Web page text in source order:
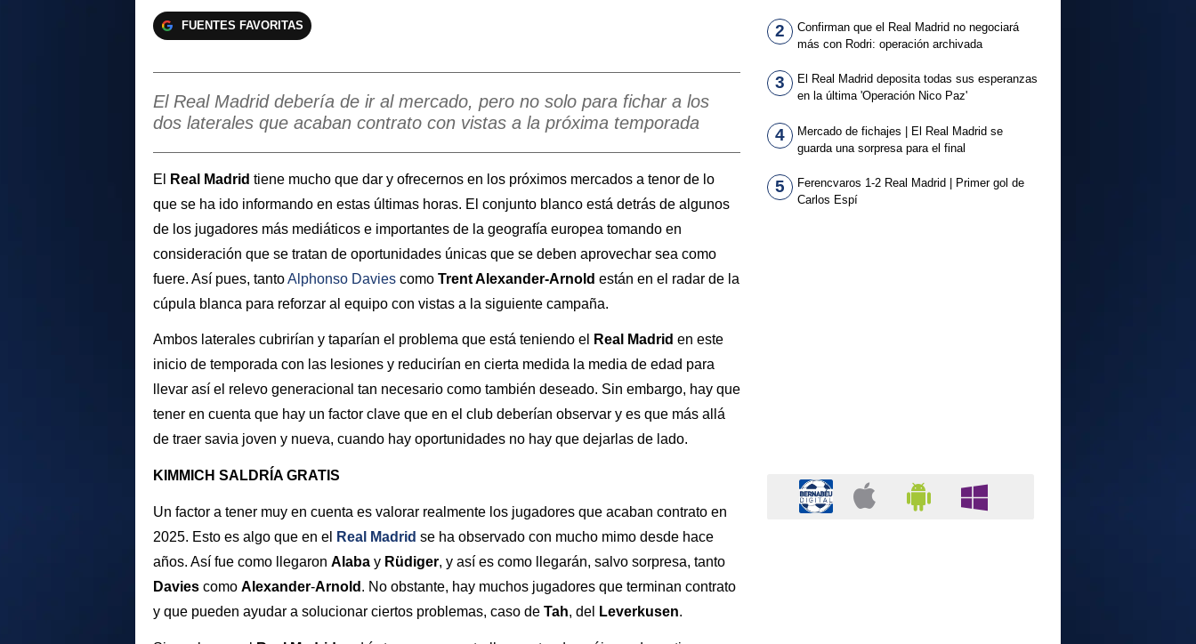
FUENTES FAVORITAS
El Real Madrid debería de ir al mercado, pero no solo para fichar a los
dos laterales que acaban contrato con vistas a la próxima temporada
El Real Madrid tiene mucho que dar y ofrecernos en los próximos mercados a tenor de lo
que se ha ido informando en estas últimas horas. El conjunto blanco está detrás de algunos
de los jugadores más mediáticos e importantes de la geografía europea tomando en
consideración que se tratan de oportunidades únicas que se deben aprovechar sea como
fuere. Así pues, tantoAlphonso Davies como Trent Alexander-Arnold están en el radar de la
cúpula blanca para reforzar al equipo con vistas a la siguiente campaña.
Ambos laterales cubrirían y taparían el problema que está teniendo el Real Madrid en este
inicio de temporada con las lesiones y reducirían en cierta medida la media de edad para
llevar así el relevo generacional tan necesario como también deseado. Sin embargo, hay que
tener en cuenta que hay un factor clave que en el club deberían observar y es que más allá
de traer savia joven y nueva, cuando hay oportunidades no hay que dejarlas de lado.
KIMMICH SALDRÍA GRATIS
Un factor a tener muy en cuenta es valorar realmente los jugadores que acaban contrato en
2025. Esto es algo que en el
Real Madrid se ha observado con mucho mimo desde hace
años. Así fue como llegaron Alaba y Rüdiger, y así es como llegarán, salvo sorpresa, tanto
Davies como Alexander-Arnold . No obstante, hay muchos jugadores que terminan contrato
y que pueden ayudar a solucionar ciertos problemas, caso de Tah, del Leverkusen.
2
Confirman que el Real Madrid no negociará
más con Rodri: operación archivada
3
El Real Madrid deposita todas sus esperanzas
en la última 'Operación Nico Paz'
4
Mercado de fichajes | El Real Madrid se
guarda una sorpresa para el final
5
Ferencvaros 1-2 Real Madrid | Primer gol de
Carlos Espí